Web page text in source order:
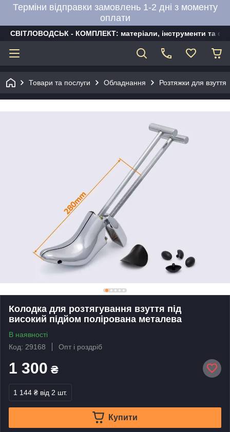
Терміни відправки замовлень 1-2 дні з моменту
оплати
СВІТЛОВОДСЬК - КОМПЛЕКТ: матеріали, інструменти та
Товари та послуги Обладнання Розтяжки для взуття
Колодка для розтягування взуття під
високий підйом полірована металева
В наявності
Код: 29168
Опт і роздріб
1 300 ₴
1 144 ₴ від 2 шт.
Купити